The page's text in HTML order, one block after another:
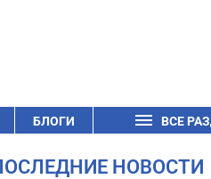
БЛОГИ ВСЕ
НОВОСТИ